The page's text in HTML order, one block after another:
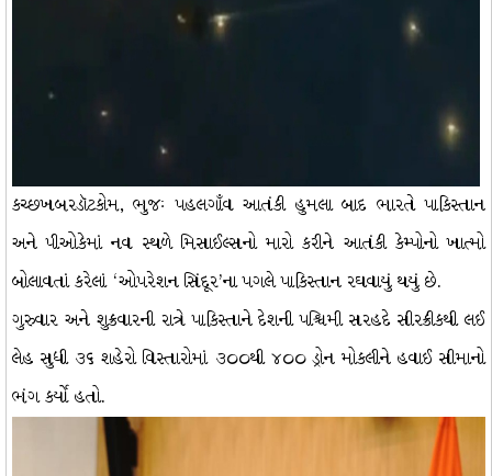
કચ્છખબરડૉટકોમ, ભુજઃ પહલગાઁવ આતંકી હુમલા બાદ ભારતે પાકિસ્તાન
અને પીઓકેમાં નવ સ્થળે મિસાઈલ્સનો મારો કરીને આતંકી કેમ્પોનો ખાત્મો
બોલાવતાં કરેલાં ‘ઓપરેશન સિંદૂર’ના પગલે પાકિસ્તાન રઘવાયું થયું છે.
ગુરુવાર અને શુક્રવારની રાત્રે પાકિસ્તાને દેશની પશ્ચિમી સરહદે સીરક્રીકથી લઈ
લેહ સુધી ૩૬ શહેરો વિસ્તારોમાં ૩૦૦થી ૪૦૦ ડ્રોન મોકલીને હવાઈ સીમાનો
ભંગ કર્યો હતો.